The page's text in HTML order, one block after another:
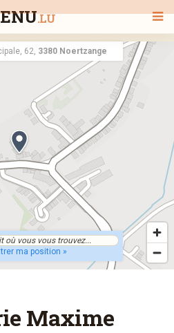
.LU
RESTAURANTS
UN RESTAURANT
62, 3380 Noertzange
ma position »
Maxime